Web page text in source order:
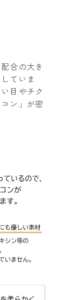
合の大き
ていま
目やチク
ン」が密